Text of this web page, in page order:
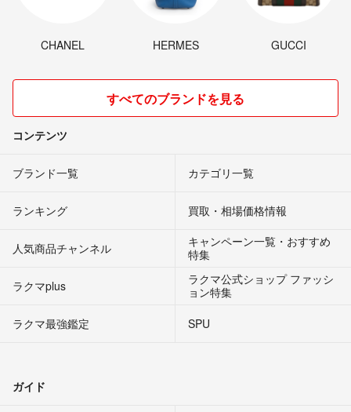
CHANEL HERMES GUCCI
すべてのブランドを見る
コンテンツ
ブランド一覧 カテゴリ一覧
ランキング 買取・相場価格情報
人気商品チャンネル
キャンペーン一覧・おすすめ
特集
ラクマplus
ラクマ公式ショップ ファッシ
ョン特集
ラクマ最強鑑定
SPU
ガイド